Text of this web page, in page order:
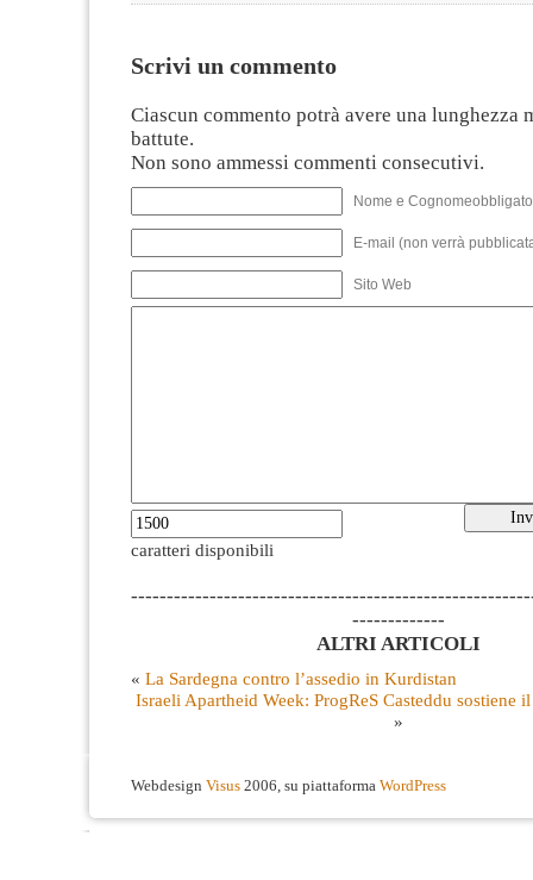
Scrivi un commento
Ciascun commento potrà avere una lunghezza
battute.
Non sono ammessi commenti consecutivi.
Nome e
E-mail (non verrà
Sito Web
caratteri disponibili
-------------
ALTRI ARTICOLI
« La Sardegna contro l’assedio in Kurdistan
Israeli Apartheid Week: ProgReS Casteddu sostiene
»
Webdesign Visus 2006, su piattaforma WordPress